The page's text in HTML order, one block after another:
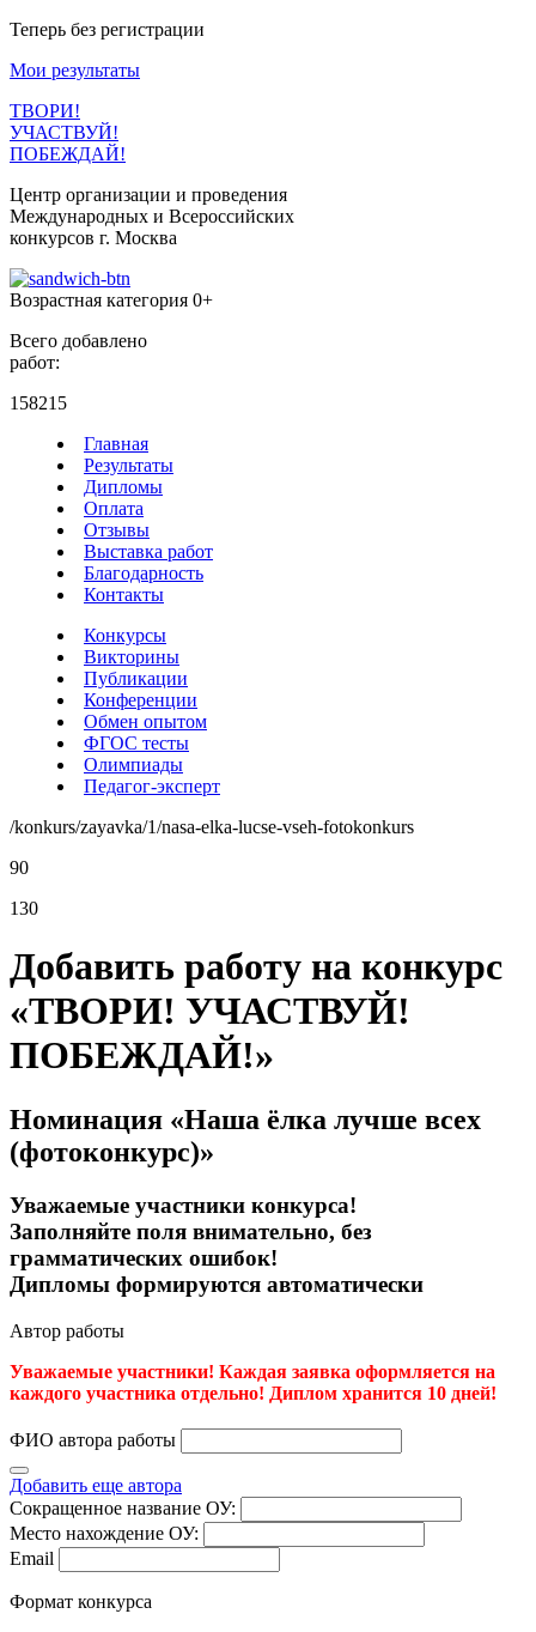
Теперь без регистрации
Мои результаты
ТВОРИ!
УЧАСТВУЙ!
ПОБЕЖДАЙ!
Центр организации и проведения
Международных и Всероссийских
конкурсов г. Москва
Возрастная категория 0+
Всего добавлено
работ:
158215
Главная
Результаты
Дипломы
Оплата
Отзывы
Выставка работ
Благодарность
Контакты
Конкурсы
Викторины
Публикации
Конференции
Обмен опытом
ФГОС тесты
Олимпиады
Педагог-эксперт
/konkurs/zayavka/1/nasa-elka-lucse-vseh-fotokonkurs
90
130
Добавить работу на конкурс
«ТВОРИ! УЧАСТВУЙ!
ПОБЕЖДАЙ!»
Номинация «Наша ёлка лучше всех
(фотоконкурс)»
Уважаемые участники конкурса!
Заполняйте поля внимательно, без
грамматических ошибок!
Дипломы формируются автоматически
Автор работы
Уважаемые участники! Каждая заявка оформляется на
каждого участника отдельно! Диплом хранится 10 дней!
ФИО автора работы
Добавить еще автора
Сокращенное название ОУ:
Место нахождение ОУ:
Email
Формат конкурса